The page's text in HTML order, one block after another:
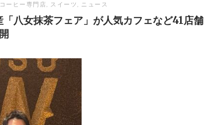
ーヒー専門店, スイーツ , ニュース
八女抹茶フェア」が人気カフェなど41店舗